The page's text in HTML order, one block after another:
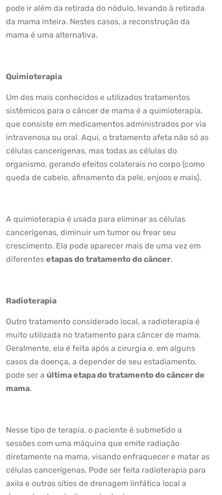
pode ir além da retirada do nódulo, levando à retirada
da mama inteira. Nestes casos, a reconstrução da
mama é uma alternativa.
Quimioterapia
Um dos mais conhecidos e utilizados tratamentos
sistêmicos para o câncer de mama é a quimioterapia,
que consiste em medicamentos administrados por via
intravenosa ou oral. Aqui, o tratamento afeta não só as
células cancerígenas, mas todas as células do
organismo, gerando efeitos colaterais no corpo (como
queda de cabelo, afinamento da pele, enjoos e mais).
A quimioterapia é usada para eliminar as células
cancerígenas, diminuir um tumor ou frear seu
crescimento. Ela pode aparecer mais de uma vez em
diferentes etapas do tratamento do câncer.
Radioterapia
Outro tratamento considerado local, a radioterapia é
muito utilizada no tratamento para câncer de mama.
Geralmente, ela é feita após a cirurgia e, em alguns
casos da doença, a depender de seu estadiamento,
pode ser a última etapa do tratamento do câncer de
mama.
Nesse tipo de terapia, o paciente é submetido a
sessões com uma máquina que emite radiação
diretamente na mama, visando enfraquecer e matar as
células cancerígenas. Pode ser feita radioterapia para
axila e outros sítios de drenagem linfática local a